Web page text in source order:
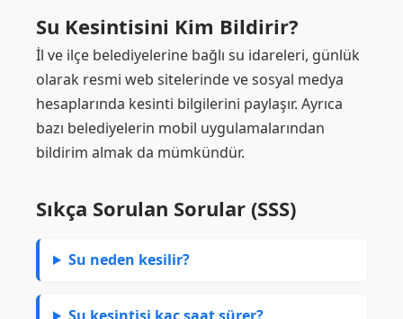
Su Kesintisini Kim Bildirir?
İl ve ilçe belediyelerine bağlı su idareleri, günlük
olarak resmi web sitelerinde ve sosyal medya
hesaplarında kesinti bilgilerini paylaşır. Ayrıca
bazı belediyelerin mobil uygulamalarından
bildirim almak da mümkündür.
Sıkça Sorulan Sorular (SSS)
Su neden kesilir?